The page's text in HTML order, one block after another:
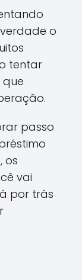
o
tentar
passo
os
vai
por trás